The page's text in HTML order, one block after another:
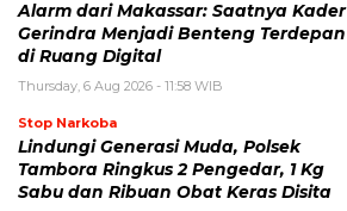
Alarm dari Makassar: Saatnya Kader
Gerindra Menjadi Benteng Terdepan
di Ruang Digital
Thursday, 6 Aug 2026 - 11:58 WIB
Stop Narkoba
Lindungi Generasi Muda, Polsek
Tambora Ringkus 2 Pengedar, 1 Kg
Sabu dan Ribuan Obat Keras Disita